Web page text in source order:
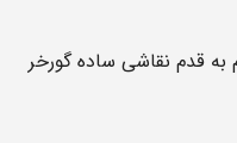
قدم نقاشی ساده گورخر